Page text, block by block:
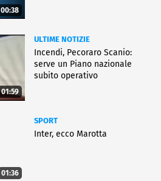
00:38
01:59
ULTIME NOTIZIE
Incendi, Pecoraro Scanio:
serve un Piano nazionale
subito operativo
01:36
SPORT
Inter, ecco Marotta